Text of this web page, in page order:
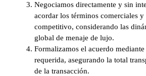
Negociamos directamente y sin
acordar los términos comerciales
competitivo, considerando las
global de menaje de lujo.
Formalizamos el acuerdo
requerida, asegurando la total
de la transacción.